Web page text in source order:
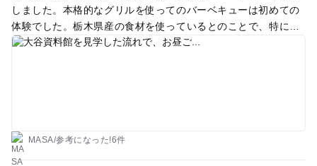
と言いながら隣の人と掘りました」と書いてありますが、、そ
のように一箇所で複数人で深く掘るなど1番の悪手です。 さ
て、、お待ちかねの各宝石掘り場ランキングです 石の大きさ
たりが拾えます (ガチャガチャの中身は、、ショボいバッチで
すが嬉しい！！) 石の価値はカネホンが一番あると思います。
しました。本格的なグリルを使ってのバーベキューは初めての
体験でした。栃木県産の食材を使っているとのことで、特にお
肉が絶品でした！子供たちは無料のクライミングを楽しんでい
MASA/参考に なった!6件